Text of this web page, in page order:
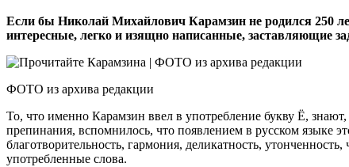
Если бы Николай Михайлович Карамзин не родился 250
интересные, легко и изящно написанные, заставляющие
ФОТО из архива редакции
То, что именно Карамзин ввел в употребление букву Ё,
препинания, вспомнилось, что появлением в русском языке
благотворительность, гармония, деликатность,
употребленные слова.